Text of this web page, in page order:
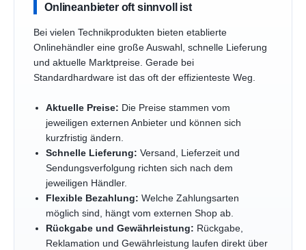
Onlineanbieter oft sinnvoll ist
Bei vielen Technikprodukten bieten etablierte
Onlinehändler eine große Auswahl, schnelle Lieferung
und aktuelle Marktpreise. Gerade bei
Standardhardware ist das oft der effizienteste Weg.
Aktuelle Preise: Die Preise stammen vom
jeweiligen externen Anbieter und können sich
kurzfristig ändern.
Schnelle Lieferung: Versand, Lieferzeit und
Sendungsverfolgung richten sich nach dem
jeweiligen Händler.
Flexible Bezahlung: Welche Zahlungsarten
möglich sind, hängt vom externen Shop ab.
Rückgabe und Gewährleistung: Rückgabe,
Reklamation und Gewährleistung laufen direkt über